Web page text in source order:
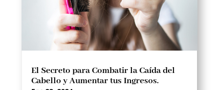
El Secreto para Combatir la Caída del
Cabello y Aumentar tus Ingresos.